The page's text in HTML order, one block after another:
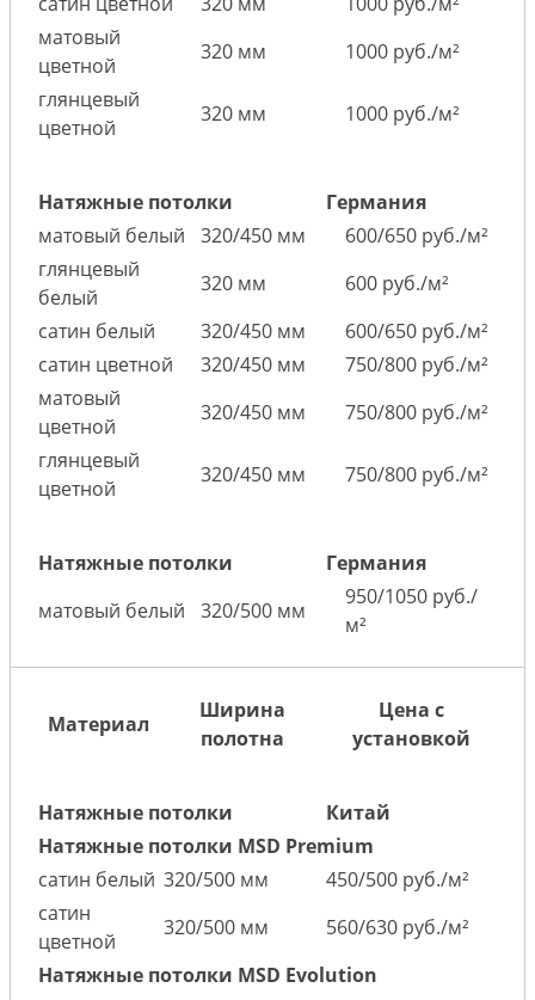
матовый
цветной
320 мм
1000 руб./м²
глянцевый
цветной
320 мм 1000 руб./м²
Натяжные потолки
Германия
матовый белый
320/450 мм
600/650 руб./м²
глянцевый
белый
320 мм
600 руб./м²
сатин белый
320/450 мм
600/650 руб./м²
сатин цветной
320/450 мм
750/800 руб./м²
матовый
цветной
320/450 мм
750/800 руб./м²
глянцевый
цветной
320/450 мм 750/800 руб./м²
Натяжные потолки
Германия
матовый белый
320/500 мм
950/1050 руб./
м²
Материал
Ширина
полотна
Цена с
установкой
Натяжные потолки
Китай
Натяжные потолки MSD Premium
сатин белый 320/500 мм
450/500 руб./м²
сатин
цветной
320/500 мм
560/630 руб./м²
Натяжные потолки MSD Evolution